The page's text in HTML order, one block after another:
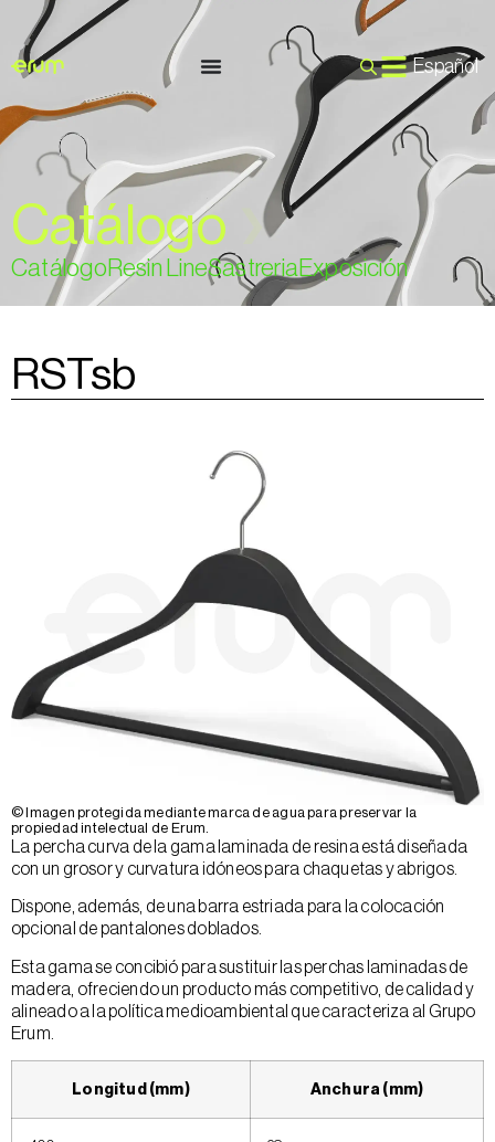
Español
Catálogo ❯
CatálogoResin LineSastreriaExposición
RSTsb
© Imagen protegida mediante marca de agua para preservar la
propiedad intelectual de Erum.
La percha curva de la gama laminada de resina está diseñada
con un grosor y curvatura idóneos para chaquetas y abrigos.
Dispone, además, de una barra estriada para la colocación
opcional de pantalones doblados.
Esta gama se concibió para sustituir las perchas laminadas de
madera, ofreciendo un producto más competitivo, de calidad y
alineado a la política medioambiental que caracteriza al Grupo
Erum.
Longitud (mm) Anchura (mm)